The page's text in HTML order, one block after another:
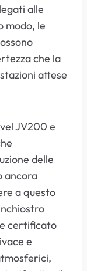
alle
modo, le
che la
attese
JV200 e
delle
ancora
a questo
certificato
e